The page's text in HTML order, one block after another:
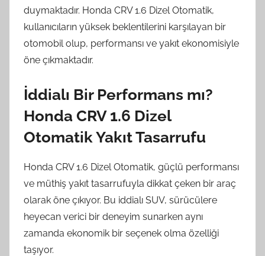
duymaktadır. Honda CRV 1.6 Dizel Otomatik,
kullanıcıların yüksek beklentilerini karşılayan bir
otomobil olup, performansı ve yakıt ekonomisiyle
öne çıkmaktadır.
İddialı Bir Performans mı?
Honda CRV 1.6 Dizel
Otomatik Yakıt Tasarrufu
Honda CRV 1.6 Dizel Otomatik, güçlü performansı
ve müthiş yakıt tasarrufuyla dikkat çeken bir araç
olarak öne çıkıyor. Bu iddialı SUV, sürücülere
heyecan verici bir deneyim sunarken aynı
zamanda ekonomik bir seçenek olma özelliği
taşıyor.